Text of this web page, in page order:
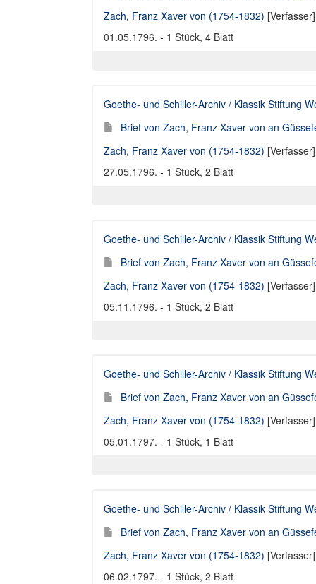
Zach, Franz Xaver von (1754-1832)
01.05.1796. - 1 Stück, 4 Blatt
Goethe- und Schiller-Archiv / Klassik Stiftung
Brief von Zach, Franz Xaver von an
Zach, Franz Xaver von (1754-1832)
27.05.1796. - 1 Stück, 2 Blatt
Goethe- und Schiller-Archiv / Klassik Stiftung
Brief von Zach, Franz Xaver von an
Zach, Franz Xaver von (1754-1832)
05.11.1796. - 1 Stück, 2 Blatt
Goethe- und Schiller-Archiv / Klassik Stiftung
Brief von Zach, Franz Xaver von an
Zach, Franz Xaver von (1754-1832)
05.01.1797. - 1 Stück, 1 Blatt
Goethe- und Schiller-Archiv / Klassik Stiftung
Brief von Zach, Franz Xaver von an
Zach, Franz Xaver von (1754-1832)
06.02.1797. - 1 Stück, 2 Blatt